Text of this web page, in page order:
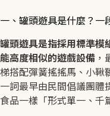
一、罐頭遊具是什麼？一
罐頭遊具是指採用標準模
能高度相似的遊戲設備
梯搭配彈簧搖搖馬、小鞦
一詞最早由民間倡議團體
食品一樣「形式單一、千